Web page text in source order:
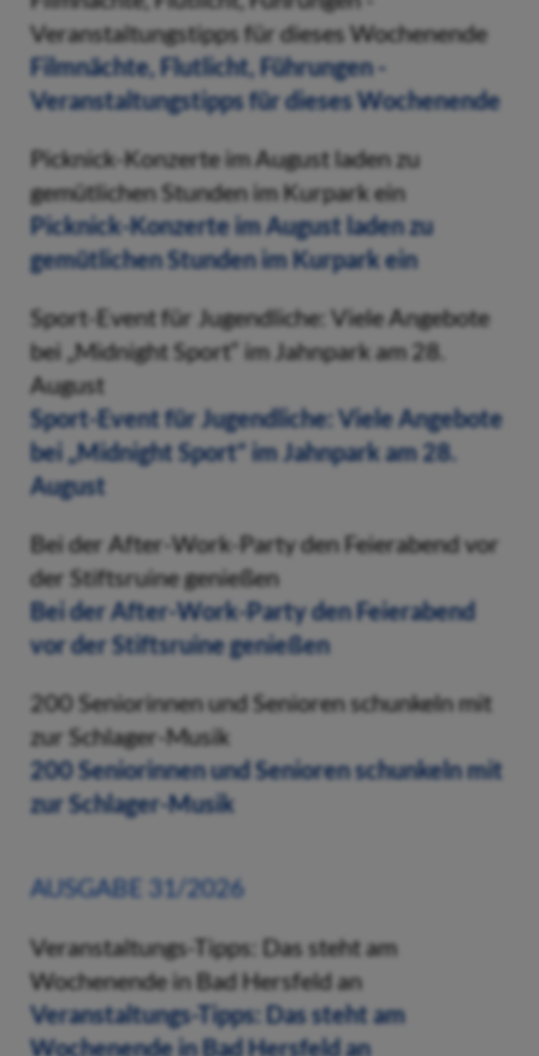
Veranstaltungstipps für dieses Wochenende
Filmnächte, Flutlicht, Führungen -
Veranstaltungstipps für dieses Wochenende
Picknick-Konzerte im August laden zu
gemütlichen Stunden im Kurpark ein
Picknick-Konzerte im August laden zu
gemütlichen Stunden im Kurpark ein
Sport-Event für Jugendliche: Viele Angebote
bei „Midnight Sport“ im Jahnpark am 28.
August
Sport-Event für Jugendliche: Viele Angebote
bei „Midnight Sport“ im Jahnpark am 28.
August
Bei der After-Work-Party den Feierabend vor
der Stiftsruine genießen
Bei der After-Work-Party den Feierabend
vor der Stiftsruine genießen
200 Seniorinnen und Senioren schunkeln mit
zur Schlager-Musik
200 Seniorinnen und Senioren schunkeln mit
zur Schlager-Musik
AUSGABE 31/2026
Veranstaltungs-Tipps: Das steht am
Wochenende in Bad Hersfeld an
Veranstaltungs-Tipps: Das steht am
Wochenende in Bad Hersfeld an